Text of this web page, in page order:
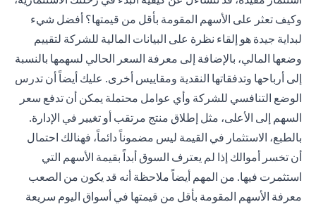
وكيف تعثر على الأسهم المقومة بأقل من قيمتها؟ أفضل شيء
لبداية جيدة هو إلقاء نظرة على البيانات المالية للشركة لتقييم
وضعها المالي، بالإضافة إلى معرفة السعر الحالي لسهمها بالنسبة
إلى أرباحها وتدفقاتها النقدية ومقاييس أخرى. عليك أيضاً أن تدرس
الوضع التنافسي للشركة وأي عوامل محتملة يمكن أن تدفع سعر
السهم إلى الأعلى، مثل إطلاق منتج مرتقب أو تغيير في الإدارة.
بالطبع، الاستثمار في القيمة ليس مضموناً دائماً، فهنالك احتمال
أن تخسر أموالك إذا لم يعترف السوق أبداً بقيمة الأسهم التي
استثمرت فيها. من المهم أيضاً ملاحظة أنه قد يكون من الصعب
معرفة الأسهم المقومة بأقل من قيمتها في أسواق اليوم سريعة